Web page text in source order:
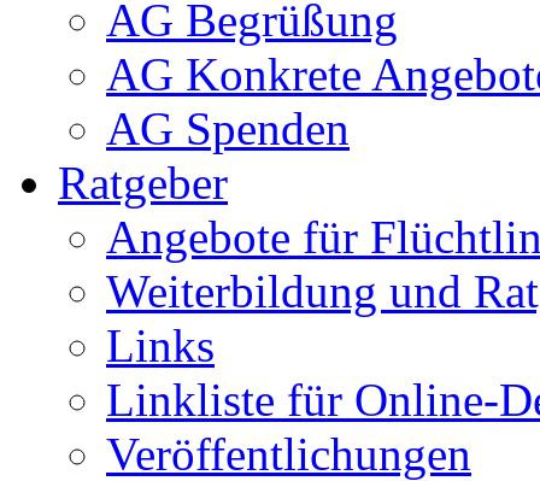
AG Begrüßung
AG Konkrete
AG Spenden
Ratgeber
Angebote für
Weiterbildung und
Links
Linkliste für Online-
Veröffentlichungen